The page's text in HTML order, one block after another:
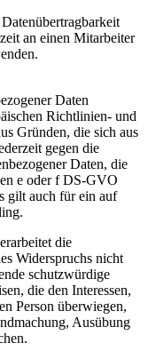
an einen Mitarbeiter
Daten
Richtlinien- und
Gründen, die sich aus
gegen die
Daten, die
e oder f DS-GVO
gilt auch für ein auf
die
Widerspruchs nicht
schutzwürdige
die den Interessen,
Person überwiegen,
Ausübung